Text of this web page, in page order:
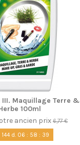
III. Maquillage Terre &
100ml
ancien prix6,77 €
144d. 06 : 58 : 38